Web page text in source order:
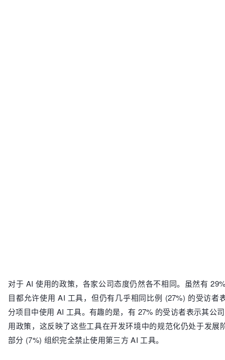
对于 AI 使用的政策，各家公司态度仍然各不相同。虽然有
目都允许使用 AI 工具，但仍有几乎相同比例 (27%) 的受访者
分项目中使用 AI 工具。有趣的是，有 27% 的受访者表示其公
用政策，这反映了这些工具在开发环境中的规范化仍处于发展
部分 (7%) 组织完全禁止使用第三方 AI 工具。